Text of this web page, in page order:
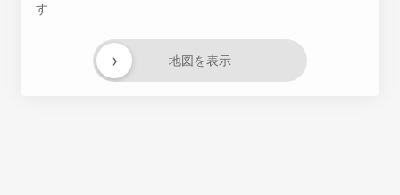
す
地図を表示
›